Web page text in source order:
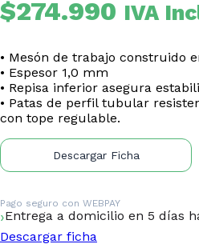
$274.990 IVA
• Mesón de trabajo construido
• Espesor 1,0 mm
• Repisa inferior asegura
• Patas de perfil tubular
con tope regulable.
Descargar Ficha
Pago seguro con WEBPAY
Entrega a domicilio en 5 días
Descargar ficha